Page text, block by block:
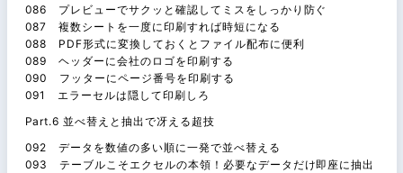
086 プレビューでサクッと確認してミスをしっかり防ぐ
087 複数シートを一度に印刷すれば時短になる
088 PDF形式に変換しておくとファイル配布に便利
089 ヘッダーに会社のロゴを印刷する
090 フッターにページ番号を印刷する
091 エラーセルは隠して印刷しろ
Part.6 並べ替えと抽出で冴える超技
092 データを数値の多い順に一発で並べ替える
093 テーブルこそエクセルの本領！必要なデータだけ即座に抽出